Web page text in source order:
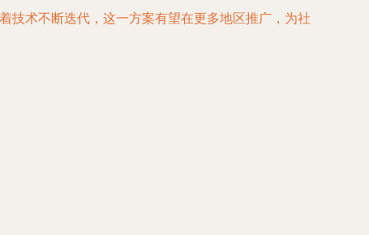
技术不断迭代，这一方案有望在更多地区推广，为社